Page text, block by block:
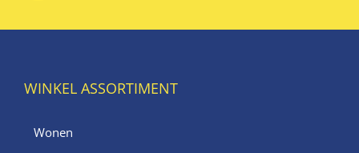
WINKEL ASSORTIMENT
Wonen